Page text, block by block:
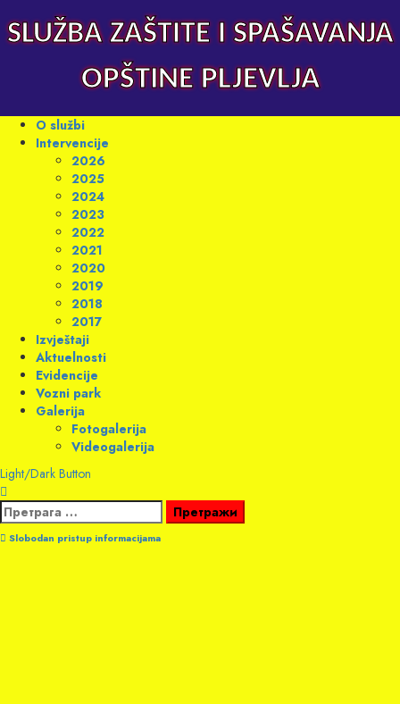
to
content
SLUŽBA ZAŠTITE I SPAŠAVANJA
OPŠTINE PLJEVLJA
Primary
Menu
O službi
Intervencije
2026
2025
2024
2023
2022
2021
2020
2019
2018
2017
Izvještaji
Aktuelnosti
Evidencije
Vozni park
Galerija
Fotogalerija
Videogalerija
Light/Dark Button
Претрага
за:
Slobodan pristup informacijama